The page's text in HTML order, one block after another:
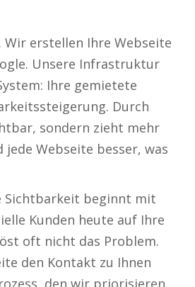
erstellen Ihre Webseite
Unsere Infrastruktur
Ihre gemietete
Durch
sondern zieht mehr
Webseite besser, was
Sichtbarkeit beginnt mit
Kunden heute auf Ihre
oft nicht das Problem.
den Kontakt zu Ihnen